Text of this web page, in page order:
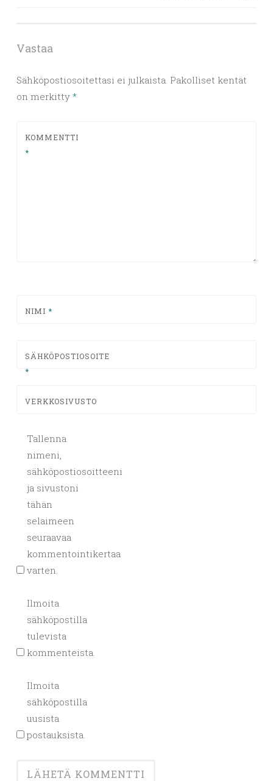
Vastaa
Sähköpostiosoitettasi ei julkaista. Pakolliset kentät
on merkitty *
KOMMENTTI
*
NIMI *
SÄHKÖPOSTIOSOITE
*
VERKKOSIVUSTO
Tallenna
nimeni,
sähköpostiosoitteeni
ja sivustoni
tähän
selaimeen
seuraavaa
kommentointikertaa
varten.
Ilmoita
sähköpostilla
tulevista
kommenteista.
Ilmoita
sähköpostilla
uusista
postauksista.